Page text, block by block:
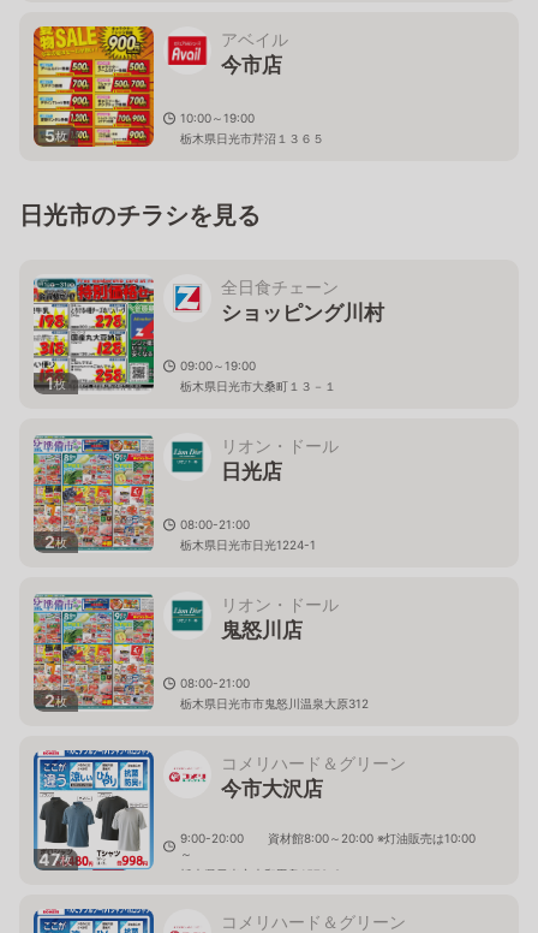
5枚
アベイル
今市店
10:00～19:00
栃木県日光市芹沼１３６５
日光市のチラシを見る
1枚
全日食チェーン
ショッピング川村
09:00～19:00
栃木県日光市大桑町１３－１
2枚
リオン・ドール
日光店
08:00-21:00
栃木県日光市日光1224-1
2枚
リオン・ドール
鬼怒川店
08:00-21:00
栃木県日光市市鬼怒川温泉大原312
47枚
コメリハード＆グリーン
今市大沢店
9:00-20:00 資材館8:00～20:00 ※灯油販売は10:00
～
栃木県日光市木和田島1570-2
コメリハード＆グリーン